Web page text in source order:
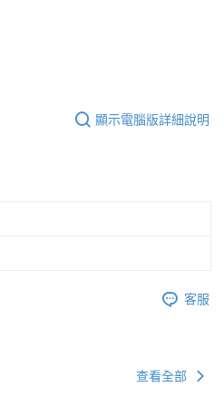
顯示電腦版詳細說明
客服
查看全部